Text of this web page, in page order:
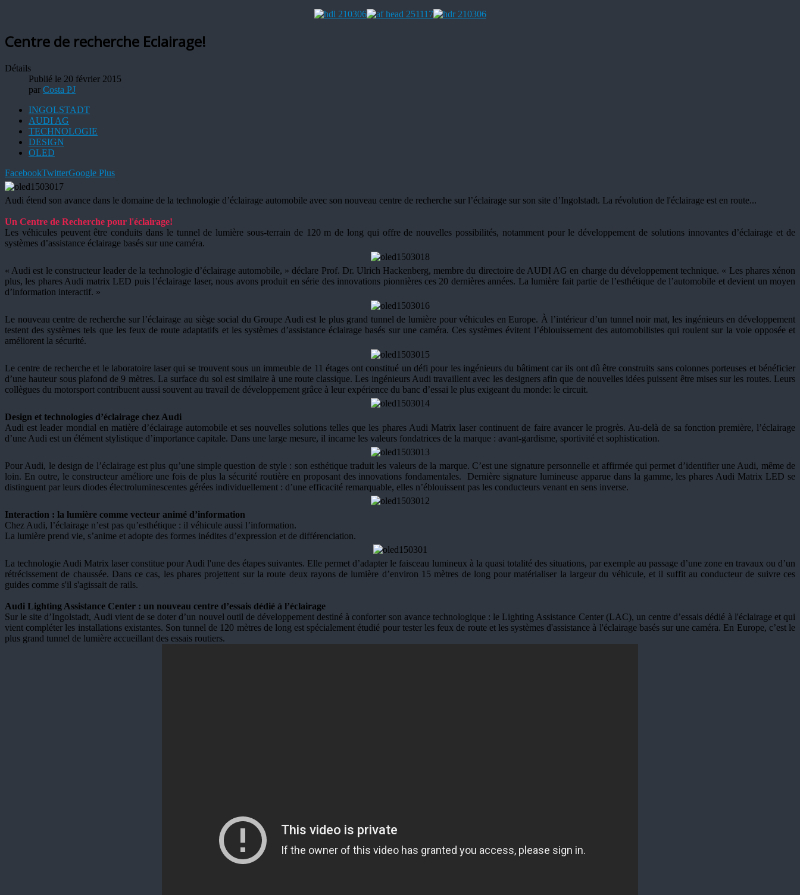
Centre de recherche Eclairage!
Détails
Publié le 20 février 2015
par Costa PJ
INGOLSTADT
AUDI AG
TECHNOLOGIE
DESIGN
OLED
FacebookTwitterGoogle Plus
Audi étend son avance dans le domaine de la technologie d’éclairage automobile avec son nouveau centre de recherche sur l’éclairage sur son site d’Ingolstadt. La révolution de l'éclairage est en route...
Un Centre de Recherche pour l'éclairage!
Les véhicules peuvent être conduits dans le tunnel de lumière sous-terrain de 120 m de long qui offre de nouvelles possibilités, notamment pour le développement de solutions innovantes d’éclairage et de
systèmes d’assistance éclairage basés sur une caméra.
« Audi est le constructeur leader de la technologie d’éclairage automobile, » déclare Prof. Dr. Ulrich Hackenberg, membre du directoire de AUDI AG en charge du développement technique. « Les phares xénon
plus, les phares Audi matrix LED puis l’éclairage laser, nous avons produit en série des innovations pionnières ces 20 dernières années. La lumière fait partie de l’esthétique de l’automobile et devient un moyen
d’information interactif. »
Le nouveau centre de recherche sur l’éclairage au siège social du Groupe Audi est le plus grand tunnel de lumière pour véhicules en Europe. À l’intérieur d’un tunnel noir mat, les ingénieurs en développement
testent des systèmes tels que les feux de route adaptatifs et les systèmes d’assistance éclairage basés sur une caméra. Ces systèmes évitent l’éblouissement des automobilistes qui roulent sur la voie opposée et
améliorent la sécurité.
Le centre de recherche et le laboratoire laser qui se trouvent sous un immeuble de 11 étages ont constitué un défi pour les ingénieurs du bâtiment car ils ont dû être construits sans colonnes porteuses et bénéficier
d’une hauteur sous plafond de 9 mètres. La surface du sol est similaire à une route classique. Les ingénieurs Audi travaillent avec les designers afin que de nouvelles idées puissent être mises sur les routes. Leurs
collègues du motorsport contribuent aussi souvent au travail de développement grâce à leur expérience du banc d’essai le plus exigeant du monde: le circuit.
Design et technologies d’éclairage chez Audi
Audi est leader mondial en matière d’éclairage automobile et ses nouvelles solutions telles que les phares Audi Matrix laser continuent de faire avancer le progrès. Au-delà de sa fonction première, l’éclairage
d’une Audi est un élément stylistique d’importance capitale. Dans une large mesure, il incarne les valeurs fondatrices de la marque : avant-gardisme, sportivité et sophistication.
Pour Audi, le design de l’éclairage est plus qu’une simple question de style : son esthétique traduit les valeurs de la marque. C’est une signature personnelle et affirmée qui permet d’identifier une Audi, même de
loin. En outre, le constructeur améliore une fois de plus la sécurité routière en proposant des innovations fondamentales. Dernière signature lumineuse apparue dans la gamme, les phares Audi Matrix LED se
distinguent par leurs diodes électroluminescentes gérées individuellement : d’une efficacité remarquable, elles n’éblouissent pas les conducteurs venant en sens inverse.
Interaction : la lumière comme vecteur animé d’information
Chez Audi, l’éclairage n’est pas qu’esthétique : il véhicule aussi l’information.
La lumière prend vie, s’anime et adopte des formes inédites d’expression et de différenciation.
La technologie Audi Matrix laser constitue pour Audi l'une des étapes suivantes. Elle permet d’adapter le faisceau lumineux à la quasi totalité des situations, par exemple au passage d’une zone en travaux ou d’un
rétrécissement de chaussée. Dans ce cas, les phares projettent sur la route deux rayons de lumière d’environ 15 mètres de long pour matérialiser la largeur du véhicule, et il suffit au conducteur de suivre ces
guides comme s'il s'agissait de rails.
Audi Lighting Assistance Center : un nouveau centre d’essais dédié à l’éclairage
Sur le site d’Ingolstadt, Audi vient de se doter d’un nouvel outil de développement destiné à conforter son avance technologique : le Lighting Assistance Center (LAC), un centre d’essais dédié à l'éclairage et qui
vient compléter les installations existantes. Son tunnel de 120 mètres de long est spécialement étudié pour tester les feux de route et les systèmes d'assistance à l'éclairage basés sur une caméra. En Europe, c’est le
plus grand tunnel de lumière accueillant des essais routiers.